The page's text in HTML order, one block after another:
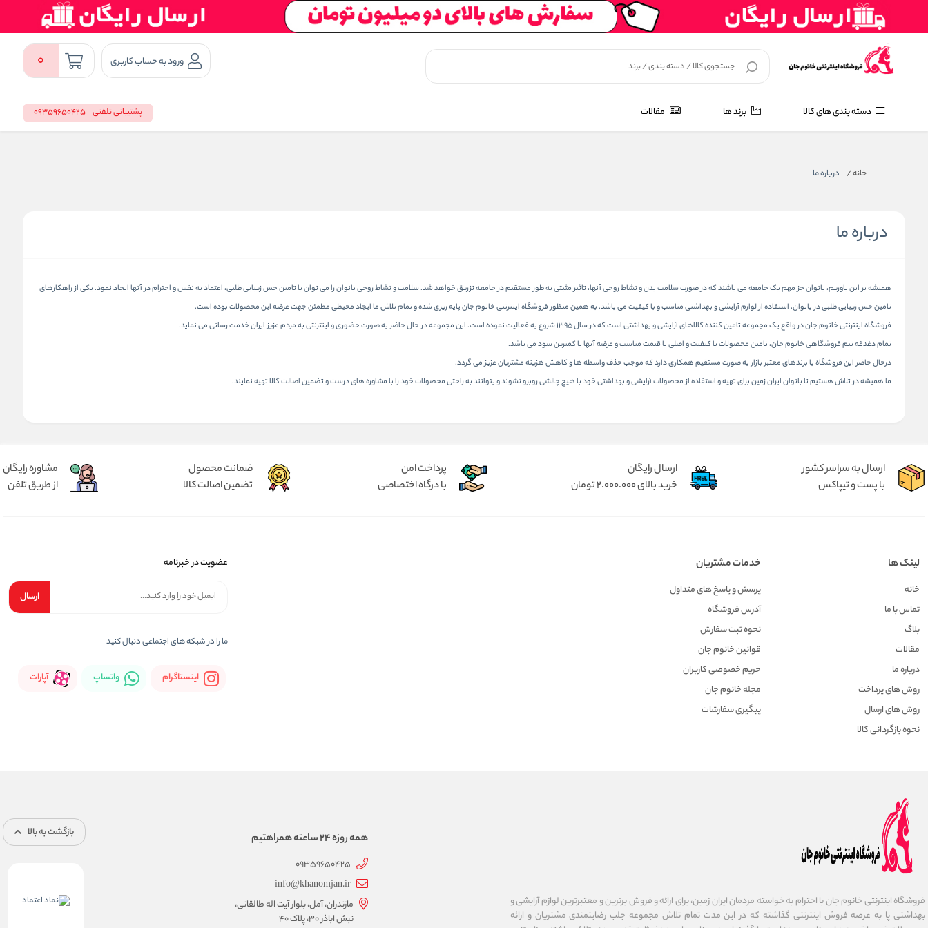
ورود به حساب کاربری 0
دسته بندی های کالا برند ها مقالات پشتیبانی تلفنی 09359650425
خانه/ درباره ما
درباره ما
همیشه بر این باوریم، بانوان جز مهم یک جامعه می باشند که در صورت سلامت بدن و نشاط روحی آنها، تاثیر مثبتی به طور مستقیم در جامعه تزریق خواهد شد. سلامت و نشاط روحی بانوان را می توان با تامین حس زیبایی طلبی، اعتماد به نفس و احترام در آنها ایجاد نمود. یکی از راهکارهای
تامین حس زیبایی طلبی در بانوان، استفاده از لوازم آرایشی و بهداشتی مناسب و با کیفیت می باشد. به همین منظور فروشگاه اینترنتی خانوم جان پایه ریزی شده و تمام تلاش ما ایجاد محیطی مطمئن جهت عرضه این محصولات بوده است.
فروشگاه اینترنتی خانوم جان در واقع یک مجموعه تامین کننده کالاهای آرایشی و بهداشتی است که در سال 1395 شروع به فعالیت نموده است. این مجموعه در حال حاضر به صورت حضوری و اینترنتی به مردم عزیز ایران خدمت رسانی می نماید.
تمام دغدغه تیم فروشگاهی خانوم جان، تامین محصولات با کیفیت و اصلی با قیمت مناسب و عرضه آنها با کمترین سود می باشد.
درحال حاضر این فروشگاه با برندهای معتبر بازار به صورت مستقیم همکاری دارد که موجب حذف واسطه ها و کاهش هزینه مشتریان عزیز می گردد.
ما همیشه در تلاش هستیم تا بانوان ایران زمین برای تهیه و استفاده از محصولات آرایشی و بهداشتی خود با هیچ چالشی روبرو نشوند و بتوانند به راحتی محصولات خود را با مشاوره های درست و تضمین اصالت کالا تهیه نمایند.
ارسال به سراسر کشور
با پست و تیپاکس
ارسال رایگان
خرید بالای 2.000.000 تومان
پرداخت امن
با درگاه اختصاصی
ضمانت محصول
تضمین اصالت کالا
مشاوره رایگان
از طریق تلفن
لینک ها
خانه
تماس با ما
بلاگ
مقالات
درباره ما
روش های پرداخت
روش های ارسال
نحوه بازگردانی کالا
خدمات مشتریان
پرسش و پاسخ های متداول
آدرس فروشگاه
نحوه ثبت سفارش
قوانین خانوم جان
حریم خصوصی کاربران
مجله خانوم جان
پیگیری سفارشات
عضویت در خبرنامه
ارسال
ما را در شبکه های اجتماعی دنبال کنید
اینستاگرام واتساپ آپارات
فروشگاه اینترنتی خانوم جان با احترام به خواسته مردمان ایران زمین، برای ارائه و فروش برترین و معتبرترین لوازم آرایشی و
بهداشتی پا به عرصه فروش اینترنتی گذاشته که در این مدت تمام تلاش مجموعه جلب رضایتمندی مشتریان و ارائه
همه روزه 24 ساعته همراهتیم
09359650425
info@khanomjan.ir
مازندران، آمل، بلوار آیت اله طالقانی،
نبش اباذر 30، پلاک 40
بازگشت به بالا